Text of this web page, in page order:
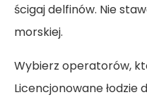
ścigaj delfinów. Nie
morskiej.
Wybierz operatorów,
Licencjonowane